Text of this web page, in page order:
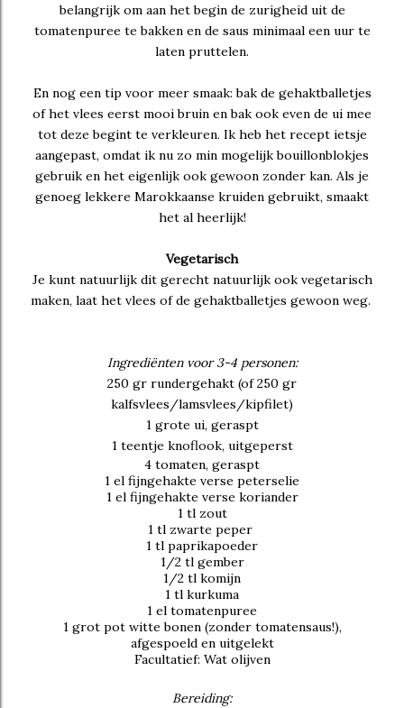
belangrijk om aan het begin de zurigheid uit de
tomatenpuree te bakken en de saus minimaal een uur te
laten pruttelen.
En nog een tip voor meer smaak: bak de gehaktballetjes
of het vlees eerst mooi bruin en bak ook even de ui mee
tot deze begint te verkleuren. Ik heb het recept ietsje
aangepast, omdat ik nu zo min mogelijk bouillonblokjes
gebruik en het eigenlijk ook gewoon zonder kan. Als je
genoeg lekkere Marokkaanse kruiden gebruikt, smaakt
het al heerlijk!
Vegetarisch
Je kunt natuurlijk dit gerecht natuurlijk ook vegetarisch
maken, laat het vlees of de gehaktballetjes gewoon weg.
Ingrediënten voor 3-4 personen:
250 gr rundergehakt (of 250 gr
kalfsvlees/lamsvlees/kipfilet)
1 grote ui, geraspt
1 teentje knoflook, uitgeperst
4 tomaten, geraspt
1 el fijngehakte verse peterselie
1 el fijngehakte verse koriander
1 tl zout
1 tl zwarte peper
1 tl paprikapoeder
1/2 tl gember
1/2 tl komijn
1 tl kurkuma
1 el tomatenpuree
1 grot pot witte bonen (zonder tomatensaus!),
afgespoeld en uitgelekt
Facultatief: Wat olijven
Bereiding: